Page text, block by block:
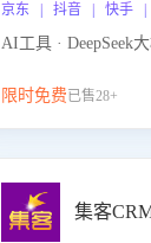
京东 | 抖音 | 快手 |
AI工具 · DeepSeek
限时免费已售28+
集客